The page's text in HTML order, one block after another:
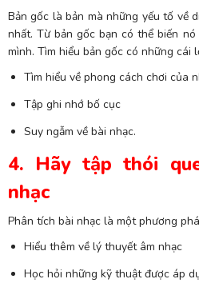
Bản gốc là bản mà những yếu tố về
nhất. Từ bản gốc bạn có thể biến
mình. Tìm hiểu bản gốc có những cái
Tìm hiểu về phong cách chơi của
Tập ghi nhớ bố cục
Suy ngẫm về bài nhạc.
4. Hãy tập thói
nhạc
Phân tích bài nhạc là một phương
Hiểu thêm về lý thuyết âm nhạc
Học hỏi những kỹ thuật được áp